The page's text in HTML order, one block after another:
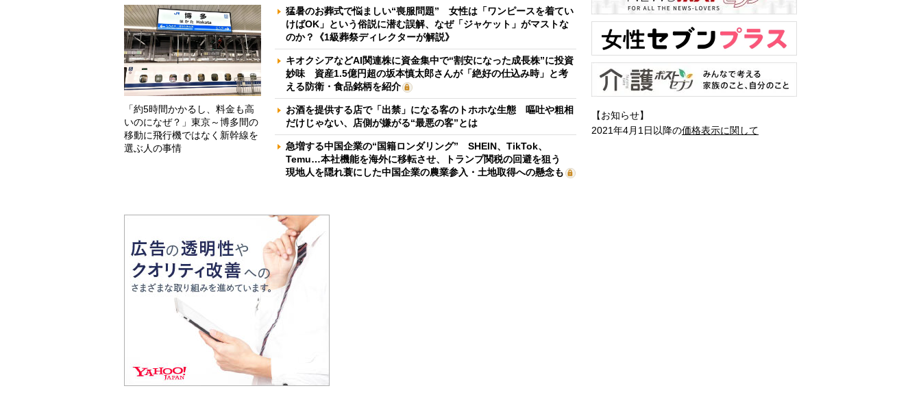
「約5時間かかるし、料金も高
いのになぜ？」東京～博多間の
移動に飛行機ではなく新幹線を
選ぶ人の事情
猛暑のお葬式で悩ましい“喪服問題” 女性は「ワンピースを着てい
けばOK」という俗説に潜む誤解、なぜ「ジャケット」がマストな
のか？《1級葬祭ディレクターが解説》
キオクシアなどAI関連株に資金集中で“割安になった成長株”に投資
妙味 資産1.5億円超の坂本慎太郎さんが「絶好の仕込み時」と考
える防衛・食品銘柄を紹介
お酒を提供する店で「出禁」になる客のトホホな生態 嘔吐や粗相
だけじゃない、店側が嫌がる“最悪の客”とは
急増する中国企業の“国籍ロンダリング” SHEIN、TikTok、
Temu…本社機能を海外に移転させ、トランプ関税の回避を狙う
現地人を隠れ蓑にした中国企業の農業参入・土地取得への懸念も
【お知らせ】
2021年4月1日以降の価格表示に関して